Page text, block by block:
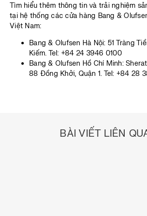
Tìm hiểu thêm thông tin và trải nghiệm
tại hệ thống các cửa hàng Bang &
Việt Nam:
Bang & Olufsen Hà Nội: 51 Tràng
Kiếm. Tel: +84 24 3946 0100
Bang & Olufsen Hồ Chí Minh:
88 Đồng Khởi, Quận 1. Tel: +84 28
BÀI VIẾT LIÊN